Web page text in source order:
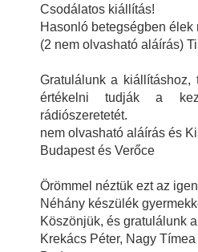
Csodálatos kiállítás!
Hasonló betegségben
(2 nem olvasható aláírás)
Gratulálunk a kiállításhoz,
értékelni tudják a
rádiószeretetét.
nem olvasható aláírás és
Budapest és Verőce
Örömmel néztük ezt az
Néhány készülék
Köszönjük, és gratulálunk
Krekács Péter, Nagy Tímea